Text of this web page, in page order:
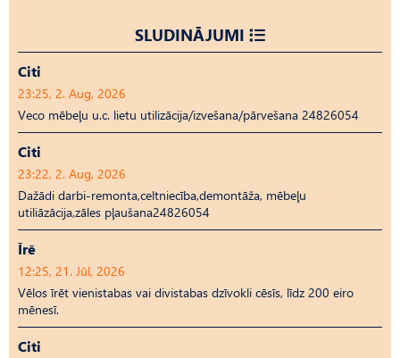
SLUDINĀJUMI
Citi
23:25, 2. Aug, 2026
Veco mēbeļu u.c. lietu utilizācija/izvešana/pārvešana 24826054
Citi
23:22, 2. Aug, 2026
Dažādi darbi-remonta,celtniecība,demontāža, mēbeļu
utiliāzācija,zāles pļaušana24826054
Īrē
12:25, 21. Jūl, 2026
Vēlos īrēt vienistabas vai divistabas dzīvokli cēsīs, līdz 200 eiro
mēnesī.
Citi